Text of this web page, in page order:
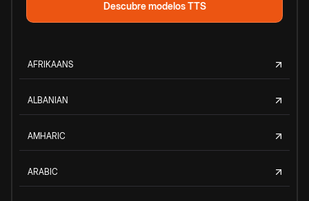
Descubre modelos TTS
AFRIKAANS
ALBANIAN
AMHARIC
ARABIC